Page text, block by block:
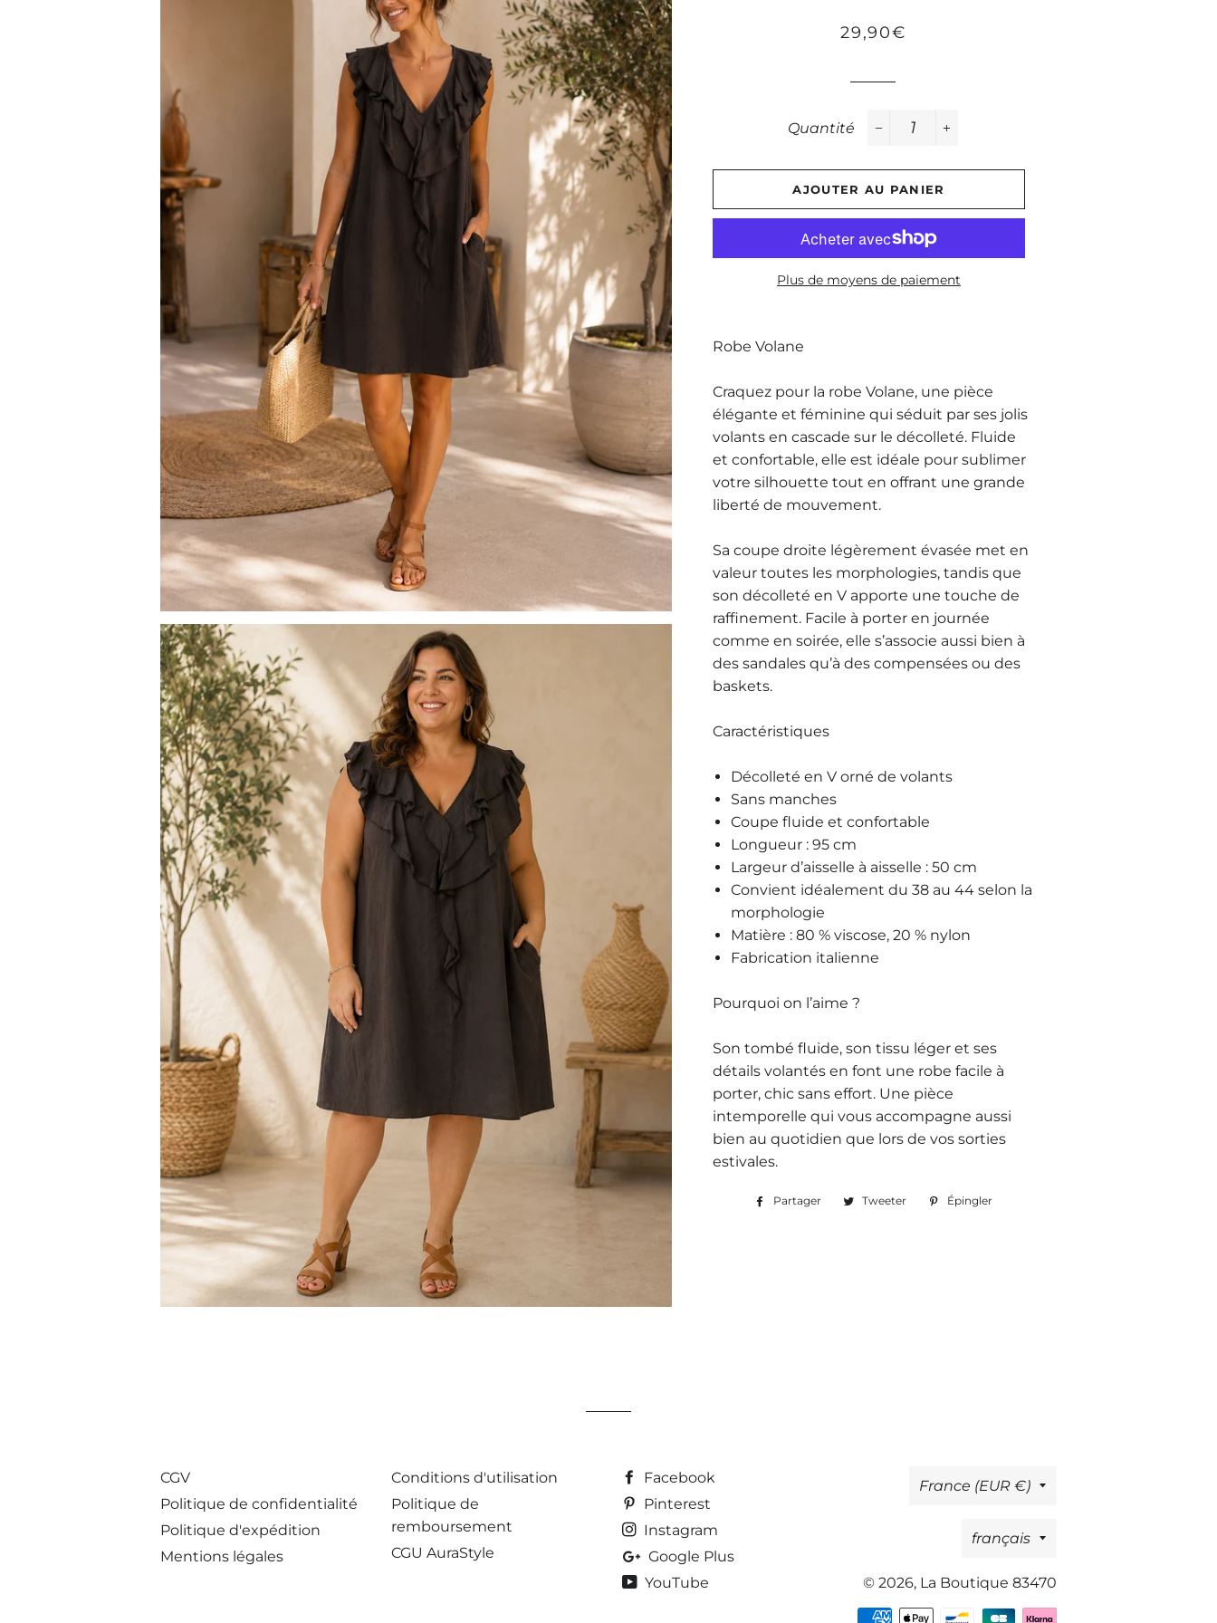
Prix
Prix
29,90€
Quantité
AJOUTER AU PANIER
Plus de moyens de paiement
Robe Volane
Craquez pour la robe Volane, une pièce
élégante et féminine qui séduit par ses jolis
volants en cascade sur le décolleté. Fluide
et confortable, elle est idéale pour sublimer
votre silhouette tout en offrant une grande
liberté de mouvement.
Sa coupe droite légèrement évasée met en
valeur toutes les morphologies, tandis que
son décolleté en V apporte une touche de
raffinement. Facile à porter en journée
comme en soirée, elle s’associe aussi bien à
des sandales qu’à des compensées ou des
baskets.
Caractéristiques
Décolleté en V orné de volants
Sans manches
Coupe fluide et confortable
Longueur : 95 cm
Largeur d’aisselle à aisselle : 50 cm
Convient idéalement du 38 au 44selon la
morphologie
Matière : 80 % viscose, 20 % nylon
Fabrication italienne
Pourquoi on l’aime ?
Son tombé fluide, son tissu léger et ses
détails volantés en font une robe facile à
porter, chic sans effort. Une pièce
intemporelle qui vous accompagne aussi
bien au quotidien que lors de vos sorties
estivales.
Partager
PartagerTweeter
TweeterÉpingler
CGV
Politique de confidentialité
Politique d'expédition
Mentions légales
Conditions d'utilisation
Politique de
remboursement
CGU AuraStyle
Facebook
Pinterest
Instagram
Google Plus
YouTube
Pays/région
France (EUR €)
Langue
français
© 2026, La Boutique 83470